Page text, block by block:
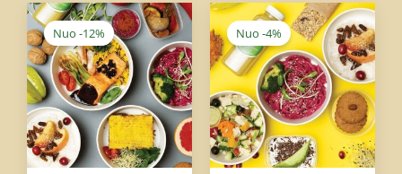
Nuo -12%
Price
range:
33,00€
through
660,00€
Nuo -4%
Price
range:
23,99€
through
539,80€